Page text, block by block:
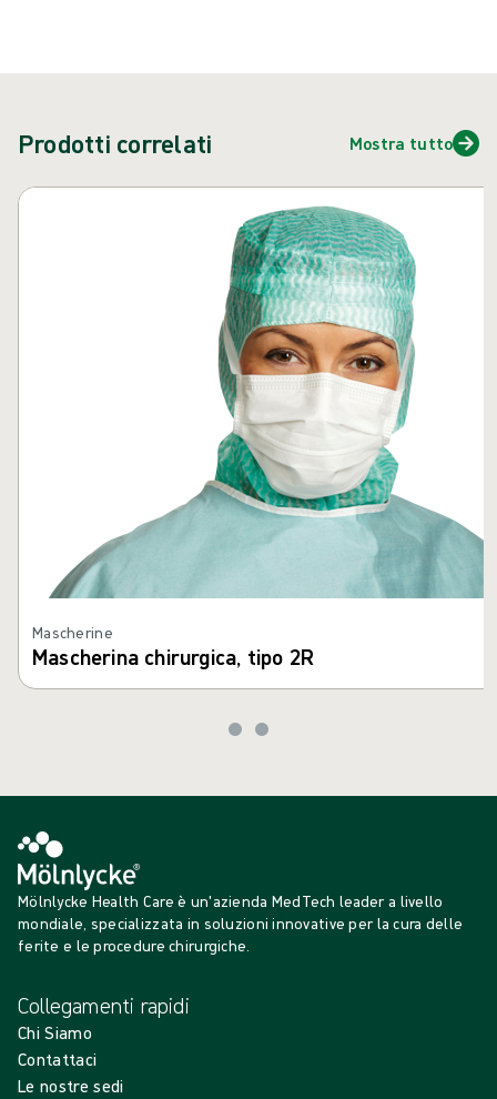
Prodotti correlati Mostra tutto
Mascherine
Mascherina chirurgica, tipo 2R
Mölnlycke Health Care è un'azienda MedTech leader a livello
mondiale, specializzata in soluzioni innovative per la cura delle
ferite e le procedure chirurgiche.
Collegamenti rapidi
Chi Siamo
Contattaci
Le nostre sedi